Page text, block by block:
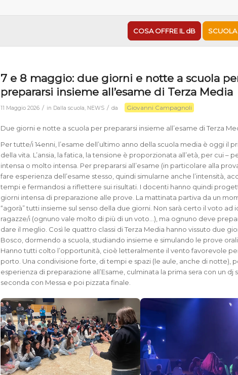
COSA OFFRE IL dB
7 e 8 maggio: due giorni e notte a scuola
prepararsi insieme all’esame di Terza Media
11 Maggio 2026 / in Dalla scuola, NEWS / da Giovanni Campagnoli
Due giorni e notte a scuola per prepararsi insieme all’esame di Terza
Per tutte/i 14enni, l’esame dell’ultimo anno della scuola media è oggi il
della vita. L’ansia, la fatica, la tensione è proporzionata all’età, per cui –
intensa o molto intensa. Per prepararsi all’esame (in particolare alla
fare esperienza dell’esame stesso, quindi simularne anche l’intensità,
tempi e fermandosi a riflettere sui risultati. I docenti hanno quindi
giorni intensa di preparazione alle prove. La mattinata partiva da un
“agorà” tutti insieme sul senso della due giorni. Non sarà certo il voto ad
ragazze/i (ognuno vale molto di più di un voto…), ma ognuno deve
dare il meglio. Così le quattro classi di Terza Media hanno vissuto due
Bosco, dormendo a scuola, studiando insieme e simulando le prove orali
Hanno tutti colto l’opportunità, cioè letteralmente il vento favorevole
porto. Una condivisione forte, di tempi e spazi (le aule, anche di notte),
esperienza di preparazione all’Esame, culminata la prima sera con un dj
seconda con Messa e poi pizzata finale.